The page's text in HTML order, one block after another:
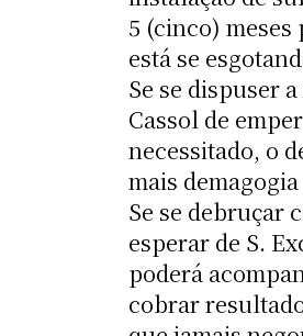
5 (cinco)
está se
Se se dispuser
Cassol de
necessitado, o
mais
Se se debruçar
esperar de S.
poderá
cobrar